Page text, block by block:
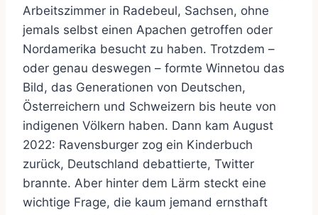
Arbeitszimmer in Radebeul, Sachsen, ohne
jemals selbst einen Apachen getroffen oder
Nordamerika besucht zu haben. Trotzdem –
oder genau deswegen – formte Winnetou das
Bild, das Generationen von Deutschen,
Österreichern und Schweizern bis heute von
indigenen Völkern haben. Dann kam August
2022: Ravensburger zog ein Kinderbuch
zurück, Deutschland debattierte, Twitter
brannte. Aber hinter dem Lärm steckt eine
wichtige Frage, die kaum jemand ernsthaft